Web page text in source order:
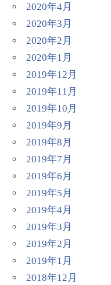
2020年4月
2020年3月
2020年2月
2020年1月
2019年12月
2019年11月
2019年10月
2019年9月
2019年8月
2019年7月
2019年6月
2019年5月
2019年4月
2019年3月
2019年2月
2019年1月
2018年12月